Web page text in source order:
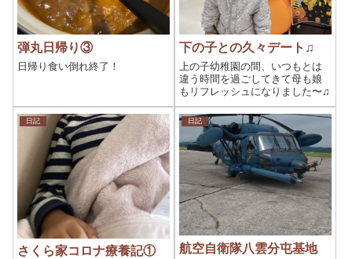
弾丸日帰り③
日帰り食い倒れ終了！
下の子との久々デート♫
上の子幼稚園の間、いつもとは
違う時間を過ごしてきて母も娘
もリフレッシュになりました〜♫
日記
さくら家コロナ療養記①
日記
航空自衛隊八雲分屯基地